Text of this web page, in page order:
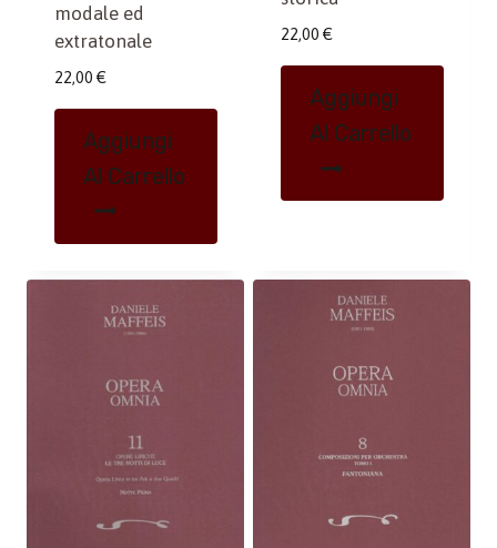
modale ed
extratonale
22,00 €
Aggiungi
Al Carrello
22,00 €
Aggiungi
Al Carrello